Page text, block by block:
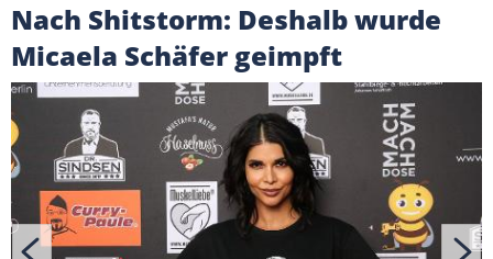
Nach Shitstorm: Deshalb wurde
Micaela Schäfer geimpft